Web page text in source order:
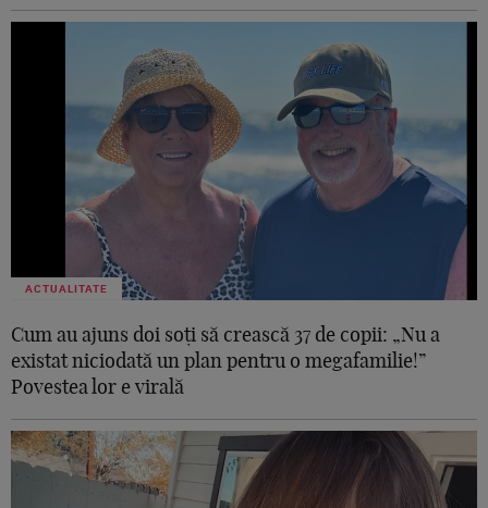
ACTUALITATE
Cum au ajuns doi soți să crească 37 de copii: „Nu a
existat niciodată un plan pentru o megafamilie!”
Povestea lor e virală